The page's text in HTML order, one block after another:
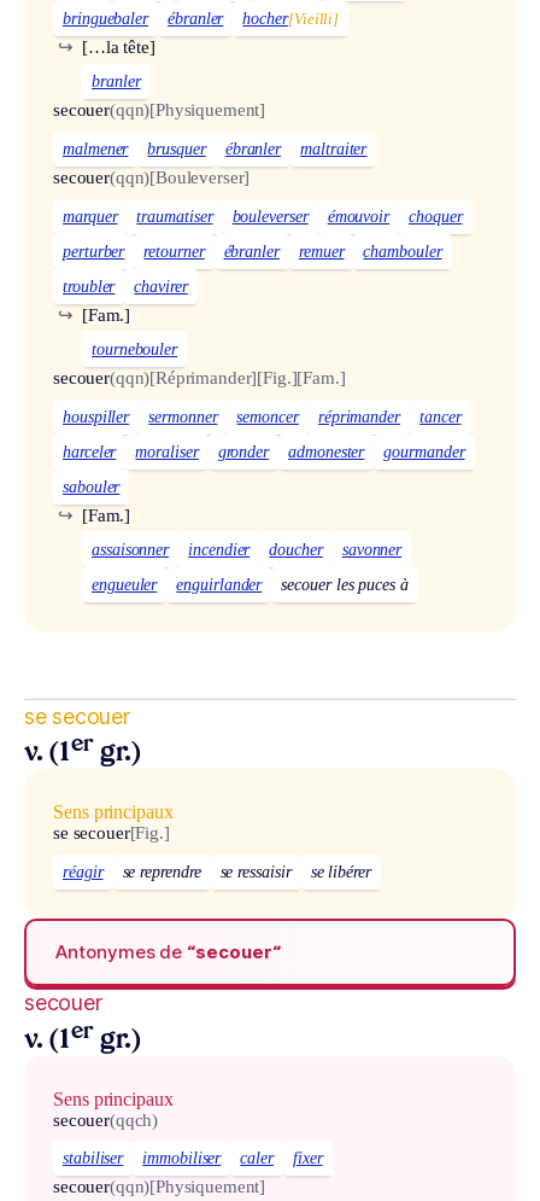
bringuebaler
ébranler hocher[Vieilli]
[…la tête]
↪
branler
secouer(qqn)[Physiquement]
malmener brusquer ébranler maltraiter
secouer(qqn)[Bouleverser]
marquer traumatiser bouleverser émouvoir
choquer
perturber
retourner ébranler remuer
chambouler
troubler
chavirer
[Fam.]
↪
tournebouler
secouer(qqn)[Réprimander][Fig.][Fam.]
houspiller sermonner semoncer réprimander
tancer
harceler
moraliser gronder admonester
gourmander
sabouler
[Fam.]
↪
assaisonner incendier doucher
savonner
engueuler
enguirlander secouer les puces à
se secouer
v. (1er gr.)
Sens principaux
se secouer[Fig.]
réagir se reprendre se ressaisir se libérer
Antonymes de “secouer“
secouer
v. (1er gr.)
Sens principaux
secouer(qqch)
stabiliser immobiliser caler fixer
secouer(qqn)[Physiquement]